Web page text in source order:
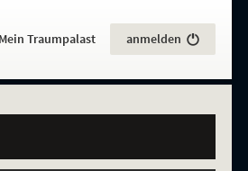
Mein Traumpalast anmelden